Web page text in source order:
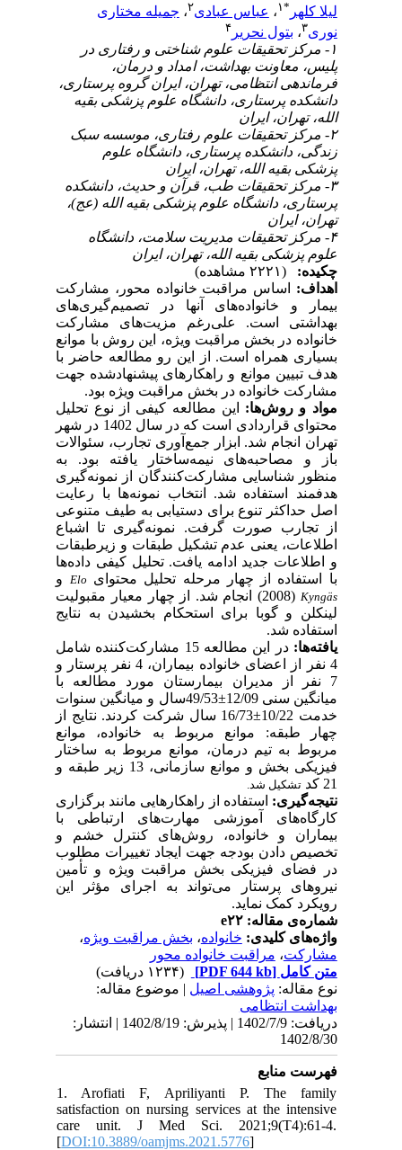
لیلا کلهر ۱،عباس عبادی۲ ،جمیله مختاری
نوری ،بتول نحریر
۱- مرکز تحقیقات علوم شناختی و رفتاری در
پلیس، معاونت بهداشت، امداد و درمان،
فرماندهی انتظامی، تهران، ایران گروه پرستاری،
دانشکده پرستاری، دانشگاه علوم پزشکی بقیه
الله، تهران، ایران
۲- مرکز تحقیقات علوم رفتاری، موسسه سبک
زندگی، دانشکده پرستاری، دانشگاه علوم
پزشکی بقیه الله، تهران، ایران
۳- مرکز تحقیقات طب، قرآن و حدیث، دانشکده
پرستاری، دانشگاه علوم پزشکی بقیه الله (عج)،
تهران، ایران
۴- مرکز تحقیقات مدیریت سلامت، دانشگاه
علوم پزشکی بقیه الله، تهران، ایران
چکیده:
اهداف:اساس مراقبت خانواده محور، مشارکت
بیمار و خانواده‌های آنها در تصمیم‌گیری‌های
بهداشتی است. علی‌رغم مزیت‌های مشارکت
خانواده در بخش مراقبت ویژه، این روش با موانع
بسیاری همراه است. از این رو مطالعه حاضر با
هدف تبیین موانع و راهکارهای پیشنهادشده جهت
مشارکت خانواده در بخش مراقبت ویژه بود.
مواد وروش‌ها: این مطالعه کیفی از نوع تحلیل
محتوای قراردادی است که در سال 1402 در شهر
تهران انجام شد. ابزار جمع‌آوری تجارب، سئوالات
باز و مصاحبه‌های نیمه‌ساختار یافته بود. به
منظور شناسایی مشارکت‌کنندگان از نمونه‌گیری
هدفمند استفاده شد. انتخاب نمونه‌ها با رعایت
اصل حداکثر تنوع برای دستیابی به طیف متنوعی
از تجارب صورت گرفت. نمونه‌گیری تا اشباع
اطلاعات، یعنی عدم تشکیل طبقات و زیرطبقات
و اطلاعات جدید ادامه یافت. تحلیل کیفی داده‌ها
با استفاده از چهار مرحله تحلیل محتوایEloو
Kyngäs
(2008) انجام شد. از چهار معیار مقبولیت
لینکلن و گوبا برای استحکام بخشیدن به نتایج
استفاده شد.
یافته‌ها:
در این مطالعه 15 مشارکت‌کننده شامل
4 نفر از اعضای خانواده بیماران، 4 نفر پرستار و
7 نفر از مدیران بیمارستان مورد مطالعه با
میانگین سنی 12/09±49/53سال و میانگین سنوات
خدمت 10/22±16/73 سال شرکت کردند. نتایج از
چهار طبقه: موانع مربوط به خانواده، موانع
مربوط به تیم درمان، موانع مربوط به ساختار
فیزیکی بخش و موانع سازمانی، 13 زیر طبقه و
21 کد
تشکیل شد.
نتیجه‌گیری: استفاده از راهکارهایی مانند برگزاری
کارگاه‌های آموزشی مهارت‌های ارتباطی با
بیماران و خانواده، روش‌های کنترل خشم و
تخصیص دادن بودجه جهت ایجاد تغییرات مطلوب
در فضای فیزیکی بخش مراقبت ویژه و تأمین
نیروهای پرستار می‌تواند به اجرای مؤثر این
رویکرد کمک نماید.
شماره‌ی مقاله: e۲۲
واژه‌های کلیدی:خانواده،بخش مراقبت ویژه،
مشارکت،مراقبت خانواده محور
متن کامل[PDF 644 kb]
نوع مقاله:پژوهشی اصيل| موضوع مقاله:
بهداشت انتظامی
دریافت: 1402/7/9 | پذیرش: 1402/8/19 | انتشار:
1402/8/30
فهرست منابع
1. Arofiati F, Apriliyanti P. The family
satisfaction on nursing services at the intensive
care unit. J Med Sci. 2021;9(T4):61-4.
[DOI:10.3889/oamjms.2021.5776